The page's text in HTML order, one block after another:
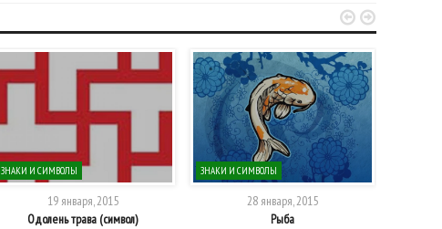
ЗНАКИ И СИМВОЛЫ
19 января, 2015
Одолень трава (символ)
ЗНАКИ И СИМВОЛЫ
28 января, 2015
Рыба
 